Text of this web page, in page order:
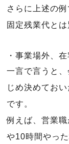
さらに上述の
固定残業代と
・事業場外、
一言で言うと
じめ決めてお
です。
例えば、営業
や10時間やっ